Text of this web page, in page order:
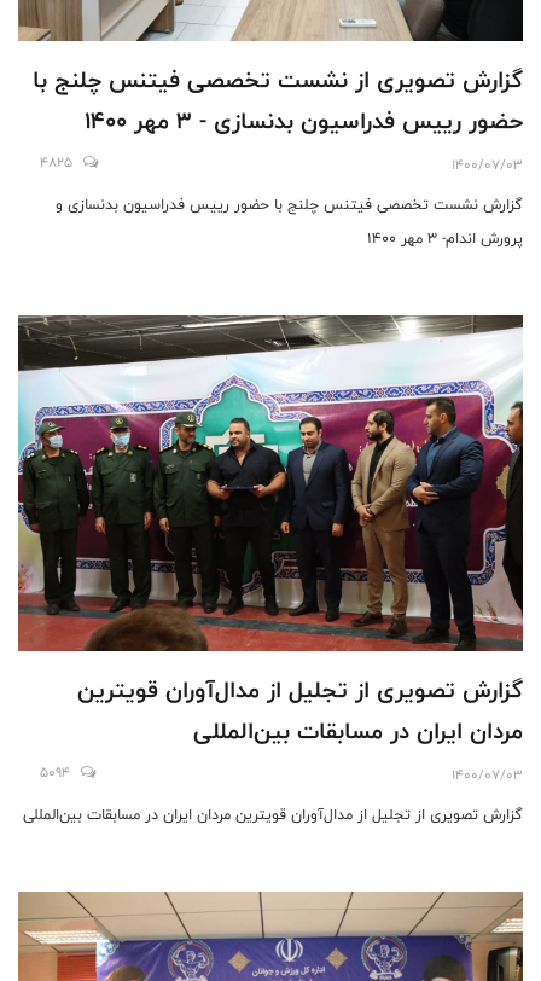
گزارش تصویری از نشست تخصصی فیتنس چلنج با
حضور رییس فدراسیون بدنسازی - 3 مهر 1400
1400/07/03
4825
گزارش نشست تخصصی فیتنس چلنج با حضور رییس فدراسیون بدنسازی و
پرورش اندام- 3 مهر 1400
گزارش تصویری از تجلیل از مدال‌آوران قویترین
مردان ایران در مسابقات بین‌المللی
1400/07/03
5094
گزارش تصویری از تجلیل از مدال‌آوران قویترین مردان ایران در مسابقات بین‌المللی